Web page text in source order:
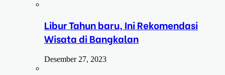
Libur Tahun baru, Ini Rekomendasi
Wisata di Bangkalan
Desember 27, 2023